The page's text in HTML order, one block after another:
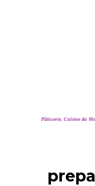
Pâtisserie, Cuisine du